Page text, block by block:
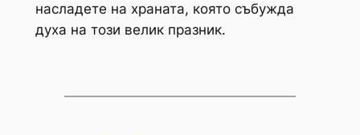
насладете на храната, която събужда
духа на този велик празник.